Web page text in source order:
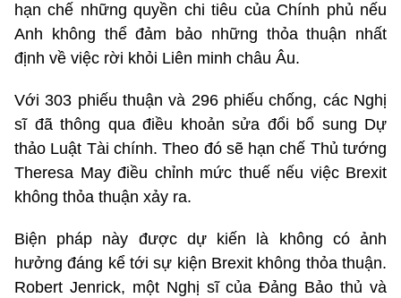
hạn chế những quyền chi tiêu của Chính phủ nếu
Anh không thể đảm bảo những thỏa thuận nhất
định về việc rời khỏi Liên minh châu Âu.
Với 303 phiếu thuận và 296 phiếu chống, các Nghị
sĩ đã thông qua điều khoản sửa đổi bổ sung Dự
thảo Luật Tài chính. Theo đó sẽ hạn chế Thủ tướng
Theresa May điều chỉnh mức thuế nếu việc Brexit
không thỏa thuận xảy ra.
Biện pháp này được dự kiến là không có ảnh
hưởng đáng kể tới sự kiện Brexit không thỏa thuận.
Robert Jenrick, một Nghị sĩ của Đảng Bảo thủ và